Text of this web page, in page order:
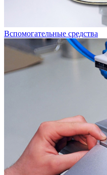
Вспомогательные средства